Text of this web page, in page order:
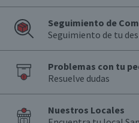
Seguimiento de
Seguimiento de tu
Problemas con tu
Resuelve dudas
Nuestros Locales